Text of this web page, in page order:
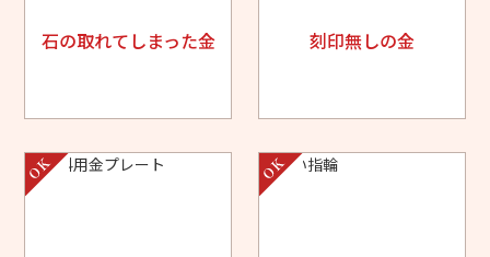
石の取れてしまった金 刻印無しの金